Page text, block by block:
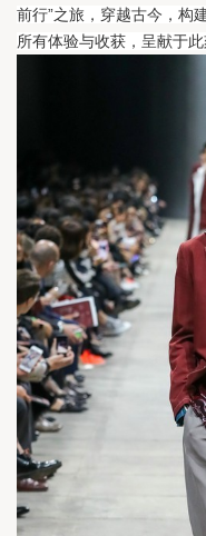
前行”之旅，穿越古今，构
所有体验与收获，呈献于此